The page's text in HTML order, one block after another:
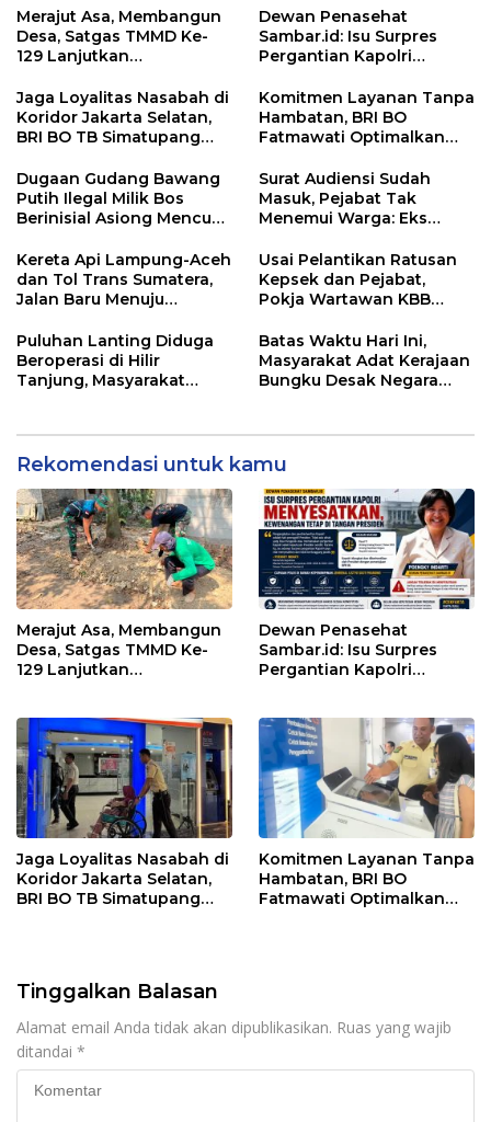
Merajut Asa, Membangun
Desa, Satgas TMMD Ke-
129 Lanjutkan
Dewan Penasehat
Sambar.id: Isu Surpres
Pergantian Kapolri
Kewenangan Mutlak di
Tangan Presiden
Jaga Loyalitas Nasabah di
Koridor Jakarta Selatan,
BRI BO TB Simatupang
Komitmen Layanan Tanpa
Hambatan, BRI BO
Fatmawati Optimalkan
Setiap Lini
Dugaan Gudang Bawang
Putih Ilegal Milik Bos
Berinisial Asiong Mencuat,
Didesak Bertindak
Surat Audiensi Sudah
Masuk, Pejabat Tak
Menemui Warga: Eks
Pelayanan Dinas
Transmigrasi Luwu Timur
Kereta Api Lampung-Aceh
dan Tol Trans Sumatera,
Jalan Baru Menuju
Usai Pelantikan Ratusan
Kepsek dan Pejabat,
Pokja Wartawan KBB
Profesionalisme
Puluhan Lanting Diduga
Beroperasi di Hilir
Tanjung, Masyarakat
Batas Waktu Hari Ini,
Masyarakat Adat Kerajaan
Bungku Desak Negara
Rekomendasi untuk kamu
Merajut Asa, Membangun
Desa, Satgas TMMD Ke-
129 Lanjutkan
Dewan Penasehat
Sambar.id: Isu Surpres
Pergantian Kapolri
Tangan Presiden
Jaga Loyalitas Nasabah di
Koridor Jakarta Selatan,
BRI BO TB Simatupang
Komitmen Layanan Tanpa
Hambatan, BRI BO
Fatmawati Optimalkan
Tinggalkan Balasan
Alamat email Anda tidak akan dipublikasikan. Ruas yang wajib
ditandai *